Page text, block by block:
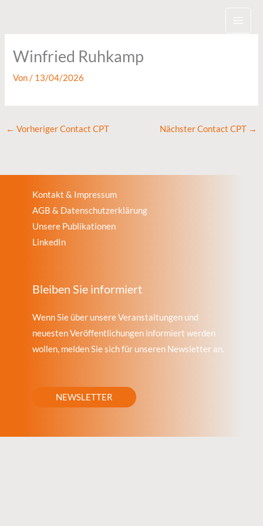
Winfried Ruhkamp
Von/ 13/04/2026
← Vorheriger Contact CPT Nächster Contact CPT →
Kontakt & Impressum
AGB & Datenschutzerklärung
Unsere Publikationen
LinkedIn
Bleiben Sie informiert
Wenn Sie über unsere Veranstaltungen und
neuesten Veröffentlichungen informiert werden
wollen, melden Sie sich für unseren Newsletter an.
NEWSLETTER